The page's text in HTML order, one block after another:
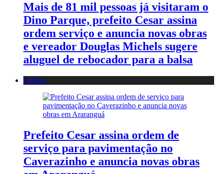
Mais de 81 mil pessoas já visitaram o
Dino Parque, prefeito Cesar assina
ordem serviço e anuncia novas obras
e vereador Douglas Michels sugere
aluguel de rebocador para a balsa
Política
Prefeito Cesar assina ordem de
serviço para pavimentação no
Caverazinho e anuncia novas obras